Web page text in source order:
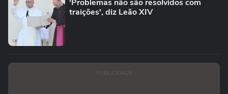
'Problemas não são resolvidos com
traições', diz Leão XIV
PUBLICIDADE